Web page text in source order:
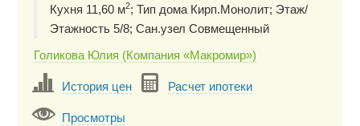
Кухня 11,60 м2; Тип дома Кирп.Монолит; Этаж/
Этажность 5/8; Сан.узел Совмещенный
Голикова Юлия (Компания «Макромир»)
История цен Расчет ипотеки
Просмотры